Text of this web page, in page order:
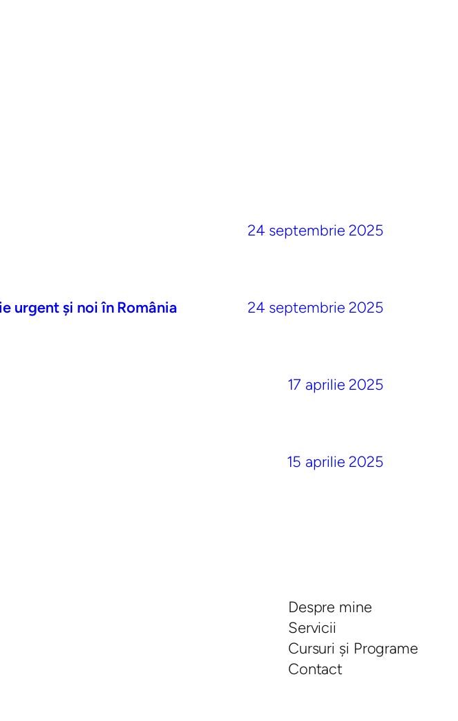
24 septembrie 2025
urgent și noi în România 24 septembrie 2025
17 aprilie 2025
15 aprilie 2025
Despre mine
Servicii
Cursuri și Programe
Contact